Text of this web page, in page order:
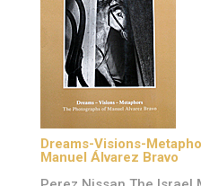
Dreams-Visions-
Manuel Álvarez Bravo